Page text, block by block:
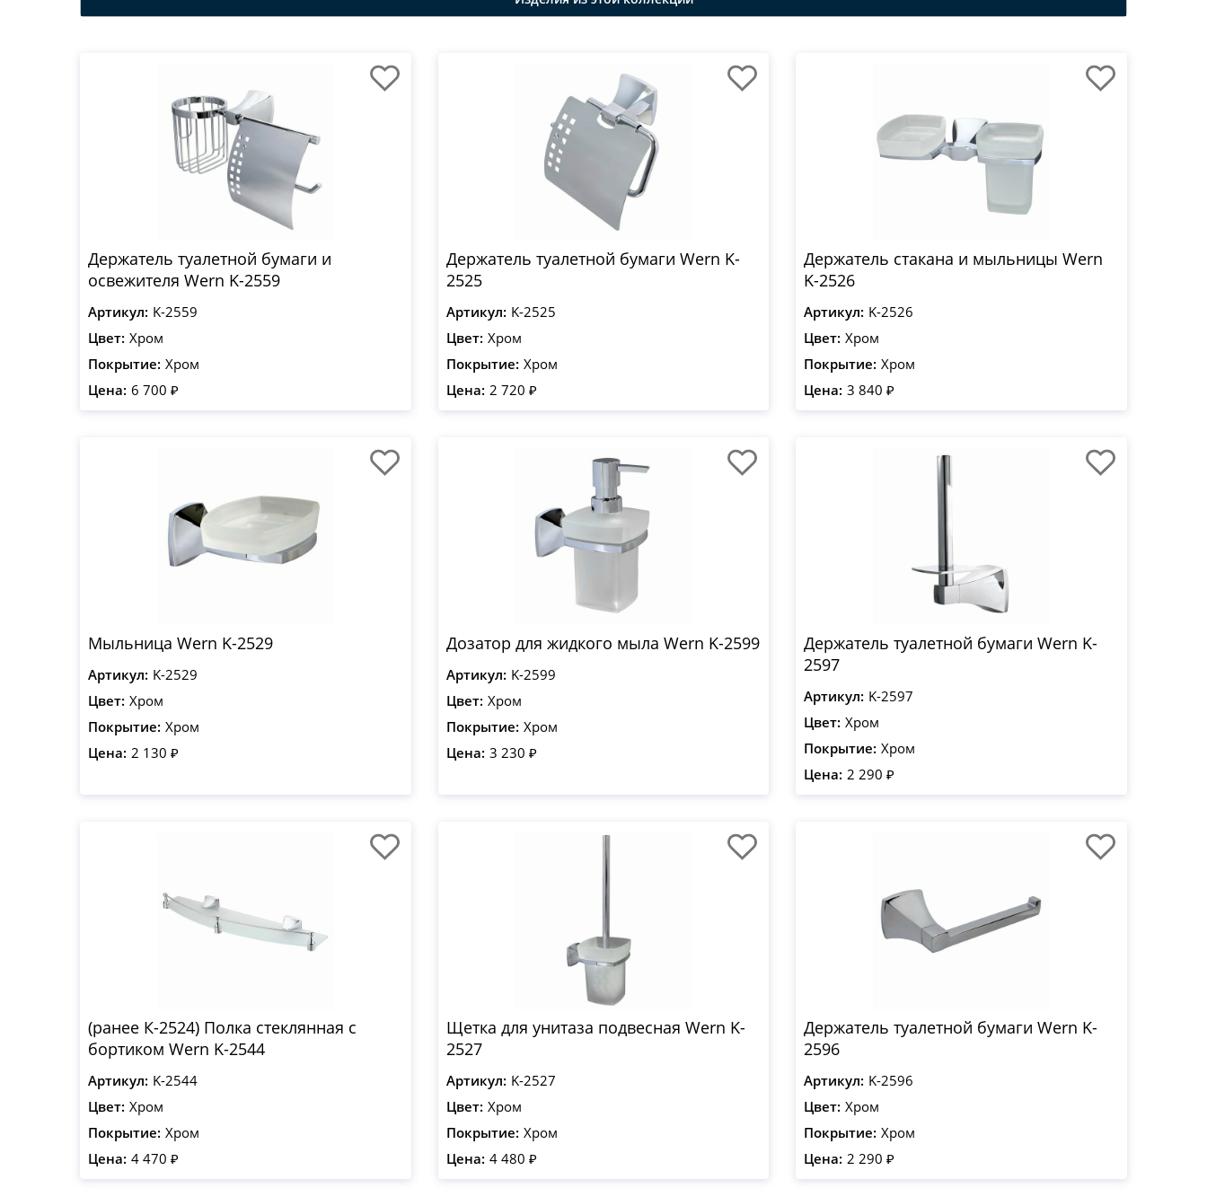
Держатель туалетной бумаги и
освежителя Wern K-2559
Артикул: K-2559
Цвет: Хром
Покрытие: Хром
Цена: 6 700 ₽
Держатель туалетной бумаги Wern K-
2525
Артикул: K-2525
Цвет: Хром
Покрытие: Хром
Цена: 2 720 ₽
Держатель стакана и мыльницы Wern
K-2526
Артикул: K-2526
Цвет: Хром
Покрытие: Хром
Цена: 3 840 ₽
Мыльница Wern K-2529
Артикул: K-2529
Цвет: Хром
Покрытие: Хром
Цена: 2 130 ₽
Дозатор для жидкого мыла Wern K-2599
Артикул: K-2599
Цвет: Хром
Покрытие: Хром
Цена: 3 230 ₽
Держатель туалетной бумаги Wern K-
2597
Артикул: K-2597
Цвет: Хром
Покрытие: Хром
Цена: 2 290 ₽
(ранее К-2524) Полка стеклянная с
бортиком Wern K-2544
Артикул: K-2544
Цвет: Хром
Покрытие: Хром
Цена: 4 470 ₽
Щетка для унитаза подвесная Wern K-
2527
Артикул: K-2527
Цвет: Хром
Покрытие: Хром
Цена: 4 480 ₽
Держатель туалетной бумаги Wern K-
2596
Артикул: K-2596
Цвет: Хром
Покрытие: Хром
Цена: 2 290 ₽